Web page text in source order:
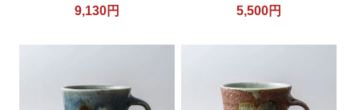
9,130円 5,500円